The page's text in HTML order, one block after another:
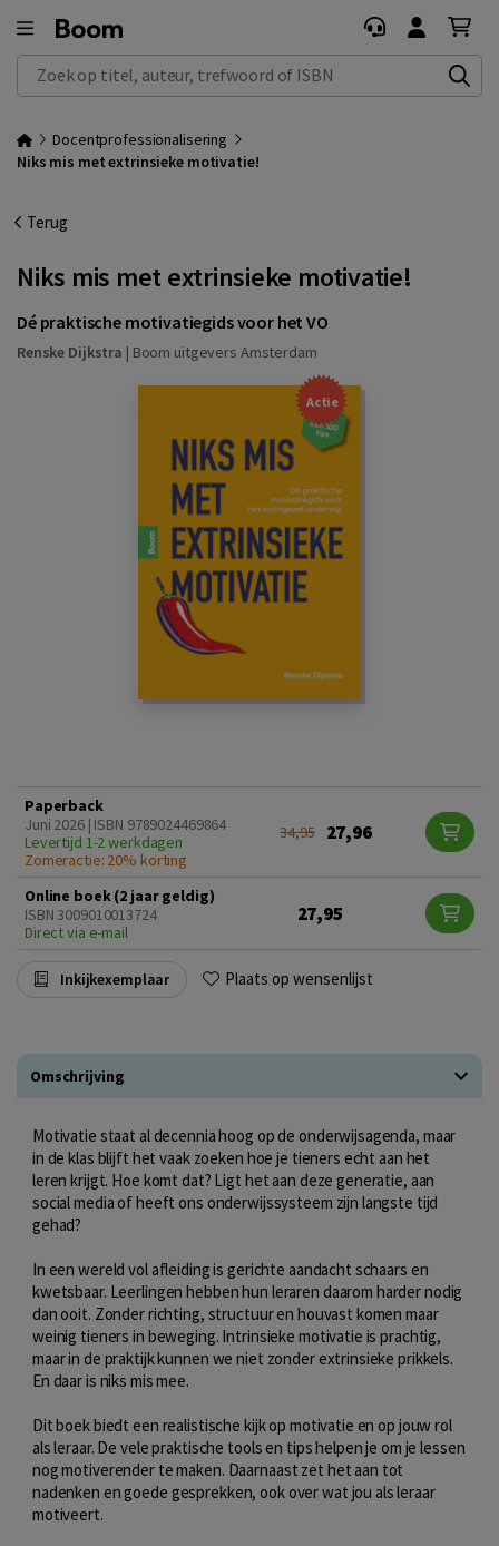
Zoek op titel, auteur, trefwoord of ISBN
Docentprofessionalisering
Niks mis met extrinsieke motivatie!
Terug
Niks mis met extrinsieke motivatie!
Dé praktische motivatiegids voor het VO
Renske Dijkstra | Boom uitgevers Amsterdam
Actie
Paperback
Juni 2026 | ISBN 9789024469864
Levertijd 1-2 werkdagen
Zomeractie: 20% korting
34,95 27,96
Online boek (2 jaar geldig)
ISBN 3009010013724
Direct via e-mail
27,95
Inkijkexemplaar Plaats op wensenlijst
Omschrijving
Motivatie staat al decennia hoog op de onderwijsagenda, maar
in de klas blijft het vaak zoeken hoe je tieners echt aan het
leren krijgt. Hoe komt dat? Ligt het aan deze generatie, aan
social media of heeft ons onderwijssysteem zijn langste tijd
gehad?
In een wereld vol afleiding is gerichte aandacht schaars en
kwetsbaar. Leerlingen hebben hun leraren daarom harder nodig
dan ooit. Zonder richting, structuur en houvast komen maar
weinig tieners in beweging. Intrinsieke motivatie is prachtig,
maar in de praktijk kunnen we niet zonder extrinsieke prikkels.
En daar is niks mis mee.
Dit boek biedt een realistische kijk op motivatie en op jouw rol
als leraar. De vele praktische tools en tips helpen je om je lessen
nog motiverender te maken. Daarnaast zet het aan tot
nadenken en goede gesprekken, ook over wat jou als leraar
motiveert.